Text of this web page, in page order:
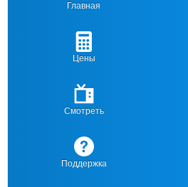
Главная
Цены
Смотреть
Поддержка